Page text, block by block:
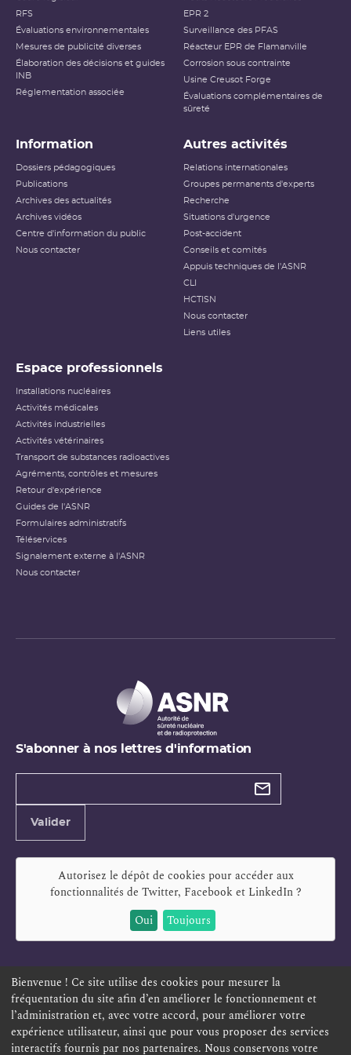
RFS
Évaluations environnementales
Mesures de publicité diverses
Élaboration des décisions et guides
INB
Réglementation associée
EPR 2
Surveillance des PFAS
Réacteur EPR de Flamanville
Corrosion sous contrainte
Usine Creusot Forge
Évaluations complémentaires de
sûreté
Information
Dossiers pédagogiques
Publications
Archives des actualités
Archives vidéos
Centre d'information du public
Nous contacter
Autres activités
Relations internationales
Groupes permanents d'experts
Recherche
Situations d'urgence
Post-accident
Conseils et comités
Appuis techniques de l'ASNR
CLI
HCTISN
Nous contacter
Liens utiles
Espace professionnels
Installations nucléaires
Activités médicales
Activités industrielles
Activités vétérinaires
Transport de substances radioactives
Agréments, contrôles et mesures
Retour d'expérience
Guides de l'ASNR
Formulaires administratifs
Téléservices
Signalement externe à l'ASNR
Nous contacter
S'abonner à nos lettres d'information
Types de
Valider
Autorisez le dépôt de cookies pour accéder aux
fonctionnalités de Twitter, Facebook et LinkedIn?
Oui
Toujours
ESPACE PERSONNEL OFFRES D'EMPLOI SIGNALEMENT
TÉLÉSERVICES PLAN DU SITE
ACCESSIBILITÉ POLITIQUE DE CONFIDENTIALITÉ
Bienvenue ! Ce site utilise des cookies pour mesurer la
fréquentation du site afin d’en améliorer le fonctionnement et
l’administration et, avec votre accord, pour améliorer votre
expérience utilisateur, ainsi que pour vous proposer des services
interactifs fournis par nos partenaires. Nous conservons votre